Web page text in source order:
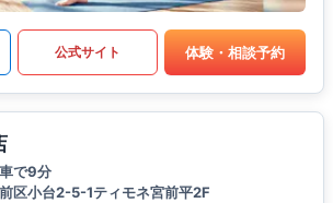
公式サイト 体験・相談予約
で9分
区小台2-5-1ティモネ宮前平2F